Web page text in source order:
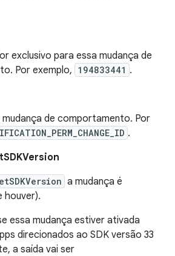
exclusivo para essa mudança de
Por exemplo, 194833441 .
mudança de comportamento. Por
.
a mudança é
houver).
essa mudança estiver ativada
direcionados ao SDK versão 33
a saída vai ser